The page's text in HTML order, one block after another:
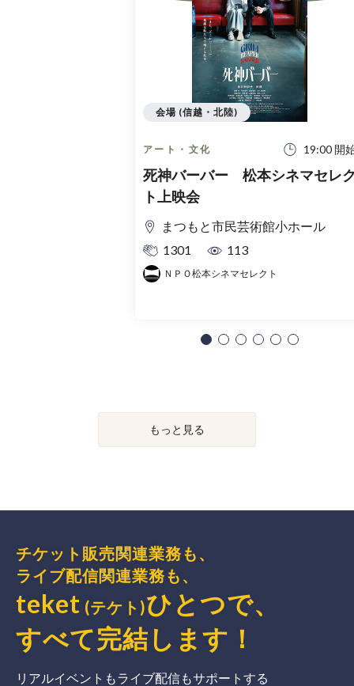
アート・文化 19:00 開
死神バーバー 松本シネマセレ
ト上映会
まつもと市民芸術館小ホール
1301
113
ＮＰＯ松本シネマセレクト
会場 (信越・北陸)
もっと見る
チケット販売関連業務も、
ライブ配信関連業務も、
teket (テケト)ひとつで、
すべて完結 します ！
リアルイベントもライブ配信もサポートする